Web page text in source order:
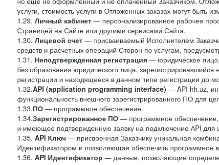
услуги, стоимость услуги в Отложенных заказах могут
1.29. Личный кабинет — персонализированное рабочее
Страницей на Сайте или другими сервисами Сайта.
1.30. Лицевой счет — присваиваемый Исполнителем
средств и расчетных операций Сторон по услугам,
1.31. Неподтвержденная регистрация — юридическое
без образования юридического лица,
регистрации и находящееся в данном типе регистрации до
1.32.API (application programming interface) — API hh.uz,
функциональность внешнего зарегистрированного ПО для
1.33.ПО — программное обеспечение.
1.34.Зарегистрированное ПО — программное
и имеющее подтвержденную заявку на подключение АPI для
1.35. API Ключ — присвоенная Заказчику уникальная
Идентификатором и позволяющая обеспечить программное
1.36. API Идентификатор — данные, позволяющие